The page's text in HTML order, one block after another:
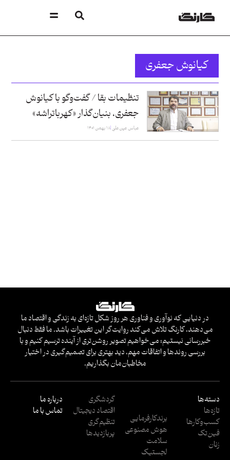
کیانوش جعفری
تنظیمات بقا / گفت‌و‌گو با کیانوش
جعفری، بنیان‌گذار «کهرباتراشه»
عباس عین‌علی ۱۸ بهمن ۱۴۰۱
در دنیایی که نوآوری و فناوری هر روز شکل تازه‌ای به زندگی و اقتصاد ما
می‌دهند، کارنگ تلاش می‌کند روایت‌گر این تغییرات باشد. ما فقط دنبال
خبررسانی نیستیم؛ می‌خواهیم تصویر روشن‌تری از آینده ترسیم کنیم و با
بررسی روندها و اتفاقات مهم، دید بهتری برای تصمیم‌گیری در اختیار
مخاطبان‌مان بگذاریم.
دسته‌ها
تازه‌ها
کسب‌وکار‌ها
فین‌تک
زنان
برندکارفرمایی
هوش مصنوعی
سلامت
لجستیک
گردشگری
اقتصاد دیجیتال
تنظیم‌گری
پربازدید‌ها
درباره ما
تماس با ما